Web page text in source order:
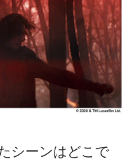
シーンはどこで